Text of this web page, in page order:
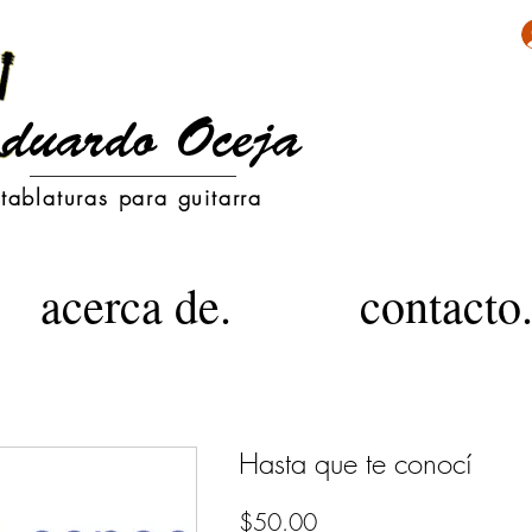
tablaturas para guitarra
acerca de. contacto.
Hasta que te conocí
$50.00Precio